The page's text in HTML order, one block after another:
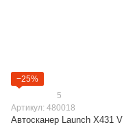
−25%
5
Артикул: 480018
Автосканер Launch X431 V